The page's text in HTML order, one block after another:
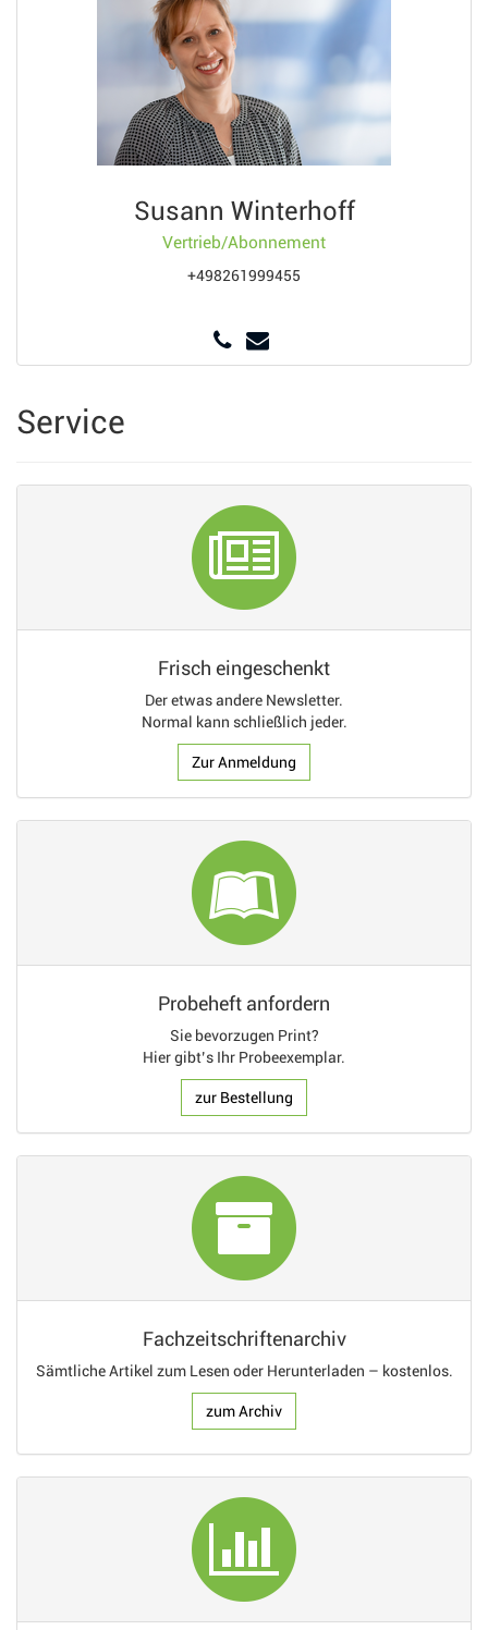
Susann Winterhoff
Vertrieb/Abonnement
+498261999455
Service
Frisch eingeschenkt
Der etwas andere Newsletter.
Normal kann schließlich jeder.
Zur Anmeldung
Probeheft anfordern
Sie bevorzugen Print?
Hier gibt’s Ihr Probeexemplar.
zur Bestellung
Fachzeitschriftenarchiv
Sämtliche Artikel zum Lesen oder Herunterladen – kostenlos.
zum Archiv